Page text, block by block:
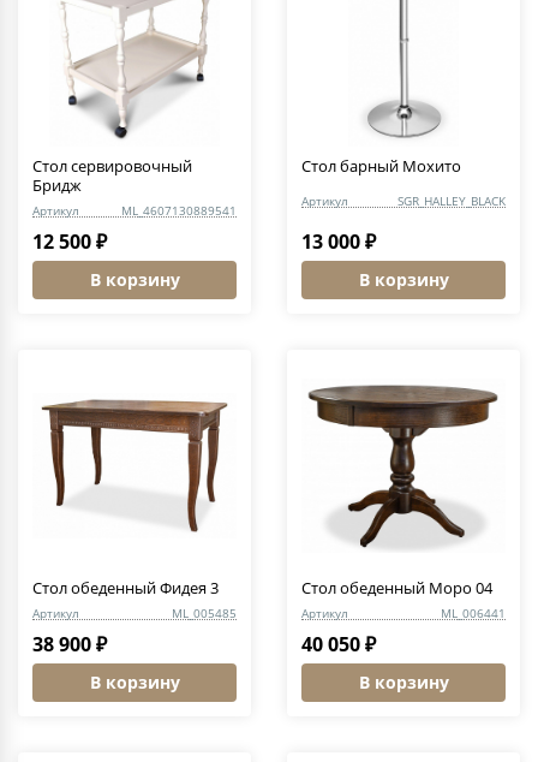
Стол сервировочный
Бридж
Артикул ML_4607130889541
12 500 ₽
В корзину
Стол барный Мохито
Артикул SGR_HALLEY_BLACK
13 000 ₽
В корзину
Стол обеденный Фидея 3
Артикул ML_005485
38 900 ₽
В корзину
Стол обеденный Моро 04
Артикул ML_006441
40 050 ₽
В корзину